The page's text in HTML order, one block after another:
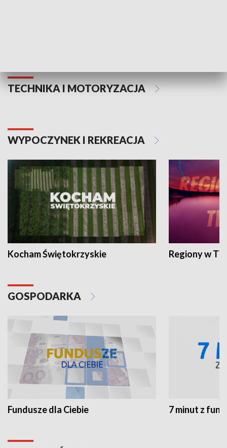
TECHNIKA I MOTORYZACJA
WYPOCZYNEK I REKREACJA
Kocham Świętokrzyskie Regiony w
GOSPODARKA
Fundusze dla Ciebie 7 minut z